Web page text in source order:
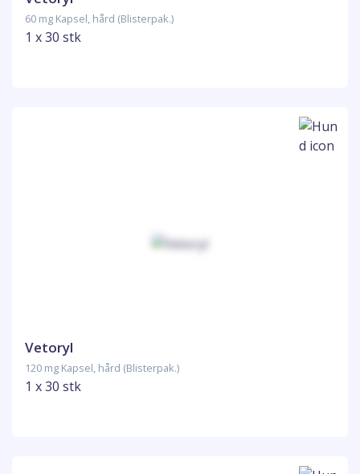
60 mg Kapsel, hård (Blisterpak.)
1 x 30 stk
Vetoryl
120 mg Kapsel, hård (Blisterpak.)
1 x 30 stk